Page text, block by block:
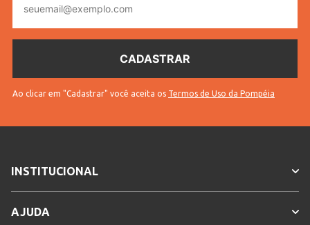
mail
Ao clicar em "Cadastrar" você aceita os Termos de Uso da Pompéia
INSTITUCIONAL
AJUDA